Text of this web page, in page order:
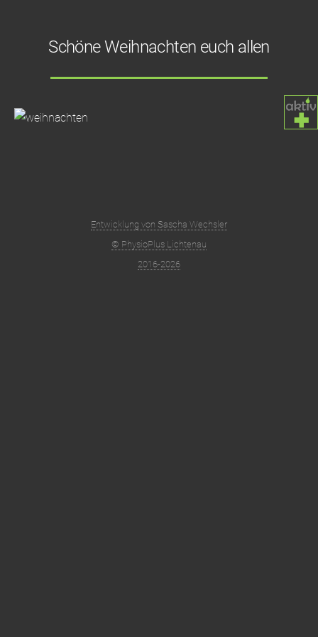
Schöne Weihnachten euch allen
Entwicklung von Sascha Wechsler
© PhysioPlus Lichtenau
2016-2026